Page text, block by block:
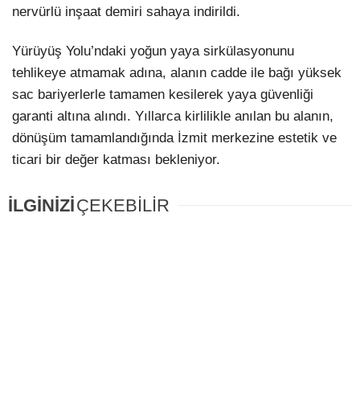
nervürlü inşaat demiri sahaya indirildi.
Yürüyüş Yolu’ndaki yoğun yaya sirkülasyonunu
tehlikeye atmamak adına, alanın cadde ile bağı yüksek
sac bariyerlerle tamamen kesilerek yaya güvenliği
garanti altına alındı. Yıllarca kirlilikle anılan bu alanın,
dönüşüm tamamlandığında İzmit merkezine estetik ve
ticari bir değer katması bekleniyor.
İLGİNİZİÇEKEBİLİR